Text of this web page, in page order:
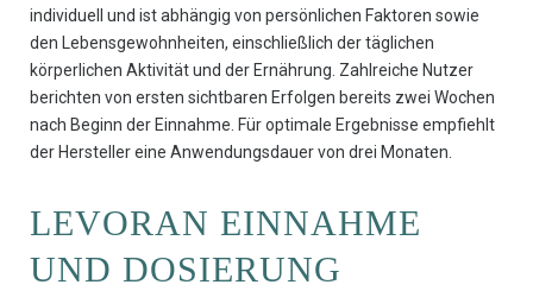
individuell und ist abhängig von persönlichen Faktoren sowie
den Lebensgewohnheiten, einschließlich der täglichen
körperlichen Aktivität und der Ernährung. Zahlreiche Nutzer
berichten von ersten sichtbaren Erfolgen bereits zwei Wochen
nach Beginn der Einnahme. Für optimale Ergebnisse empfiehlt
der Hersteller eine Anwendungsdauer von drei Monaten.
LEVORAN EINNAHME
UND DOSIERUNG